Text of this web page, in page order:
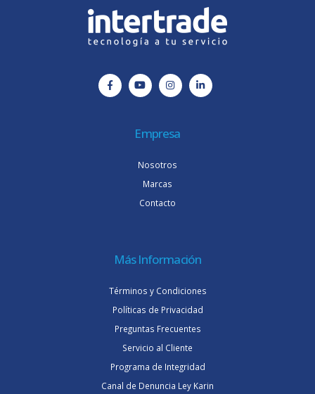
Empresa
Nosotros
Marcas
Contacto
Más Información
Términos y Condiciones
Políticas de Privacidad
Preguntas Frecuentes
Servicio al Cliente
Programa de Integridad
Canal de Denuncia Ley Karin